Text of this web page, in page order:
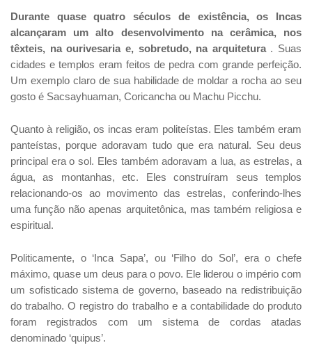
Durante quase quatro séculos de existência, os Incas
alcançaram um alto desenvolvimento na cerâmica, nos
têxteis, na ourivesaria e, sobretudo, na arquitetura. Suas
cidades e templos eram feitos de pedra com grande perfeição.
Um exemplo claro de sua habilidade de moldar a rocha ao seu
gosto é Sacsayhuaman, Coricancha ou Machu Picchu.
Quanto à religião, os incas eram politeístas. Eles também eram
panteístas, porque adoravam tudo que era natural. Seu deus
principal era o sol. Eles também adoravam a lua, as estrelas, a
água, as montanhas, etc. Eles construíram seus templos
relacionando-os ao movimento das estrelas, conferindo-lhes
uma função não apenas arquitetônica, mas também religiosa e
espiritual.
Politicamente, o ‘Inca Sapa’, ou ‘Filho do Sol’, era o chefe
máximo, quase um deus para o povo. Ele liderou o império com
um sofisticado sistema de governo, baseado na redistribuição
do trabalho. O registro do trabalho e a contabilidade do produto
foram registrados com um sistema de cordas atadas
denominado ‘quipus’.